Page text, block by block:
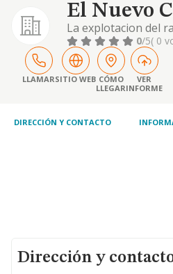
El Nuevo
La explotacion del
especial de
restaurantes
0/5( 0
LLAMARSITIO WEB CÓMO
LLEGAR
VER
INFORME
DIRECCIÓN Y CONTACTO
Dirección y